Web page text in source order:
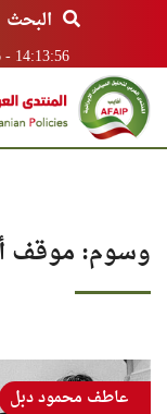
البحث
14:13:56
وسوم: موقف
عاطف محمود دبل